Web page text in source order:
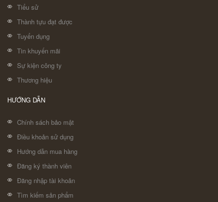
Tiểu sử
Thành tựu đạt được
Tuyển dụng
Tin khuyến mãi
Sự kiện công ty
Thương hiệu
HƯỚNG DẪN
Chính sách bảo mật
Điều khoản sử dụng
Hướng dẫn mua hàng
Đăng ký thành viên
Đăng nhập tài khoản
Tìm kiếm sản phẩm